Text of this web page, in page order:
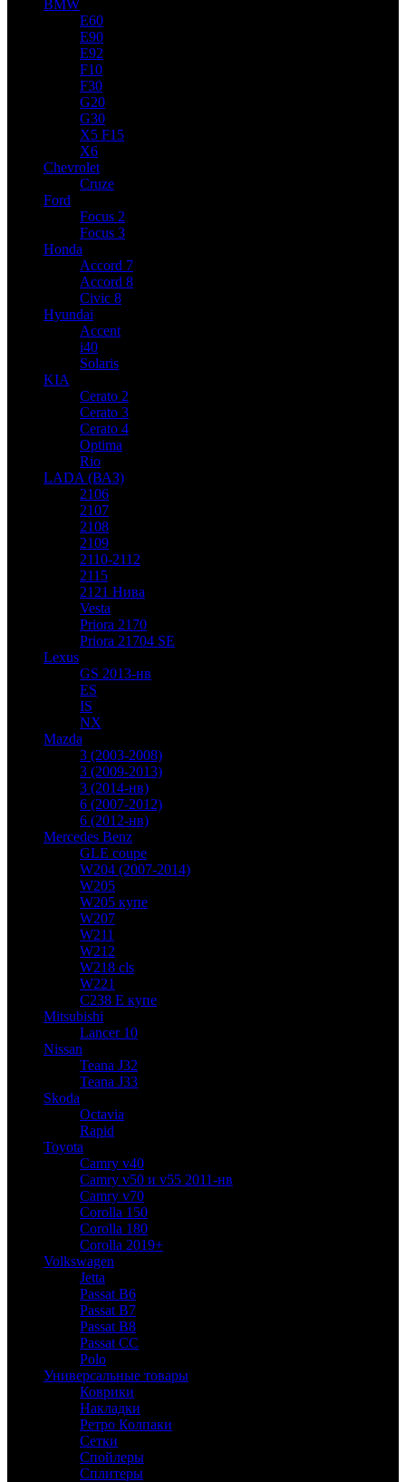
BMW
E60
E90
E92
F10
F30
G20
G30
X5 F15
X6
Chevrolet
Cruze
Ford
Focus 2
Focus 3
Honda
Accord 7
Accord 8
Civic 8
Hyundai
Accent
i40
Solaris
KIA
Cerato 2
Cerato 3
Cerato 4
Optima
Rio
LADA (ВАЗ)
2106
2107
2108
2109
2110-2112
2115
2121 Нива
Vesta
Priora 2170
Priora 21704 SE
Lexus
GS 2013-нв
ES
IS
NX
Mazda
3 (2003-2008)
3 (2009-2013)
3 (2014-нв)
6 (2007-2012)
6 (2012-нв)
Mercedes Benz
GLE coupe
W204 (2007-2014)
W205
W205 купе
W207
W211
W212
W218 cls
W221
C238 E купе
Mitsubishi
Lancer 10
Nissan
Teana J32
Teana J33
Skoda
Octavia
Rapid
Toyota
Camry v40
Camry v50 и v55 2011-нв
Camry v70
Corolla 150
Corolla 180
Corolla 2019+
Volkswagen
Jetta
Passat B6
Passat B7
Passat B8
Passat CC
Polo
Универсальные товары
Коврики
Накладки
Ретро Колпаки
Сетки
Спойлеры
Сплитеры